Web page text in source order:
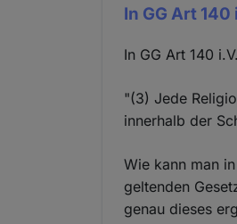
In GG Art
In GG Art 140
"(3) Jede
innerhalb der
Wie kann man
geltenden
genau dieses